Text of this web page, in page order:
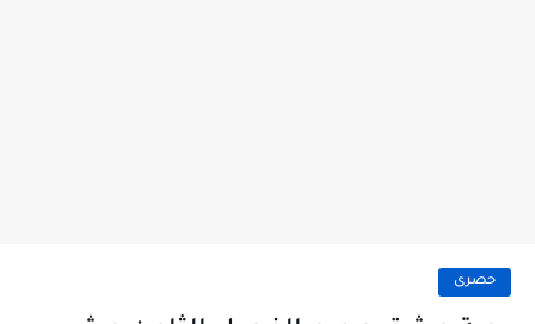
حصرى